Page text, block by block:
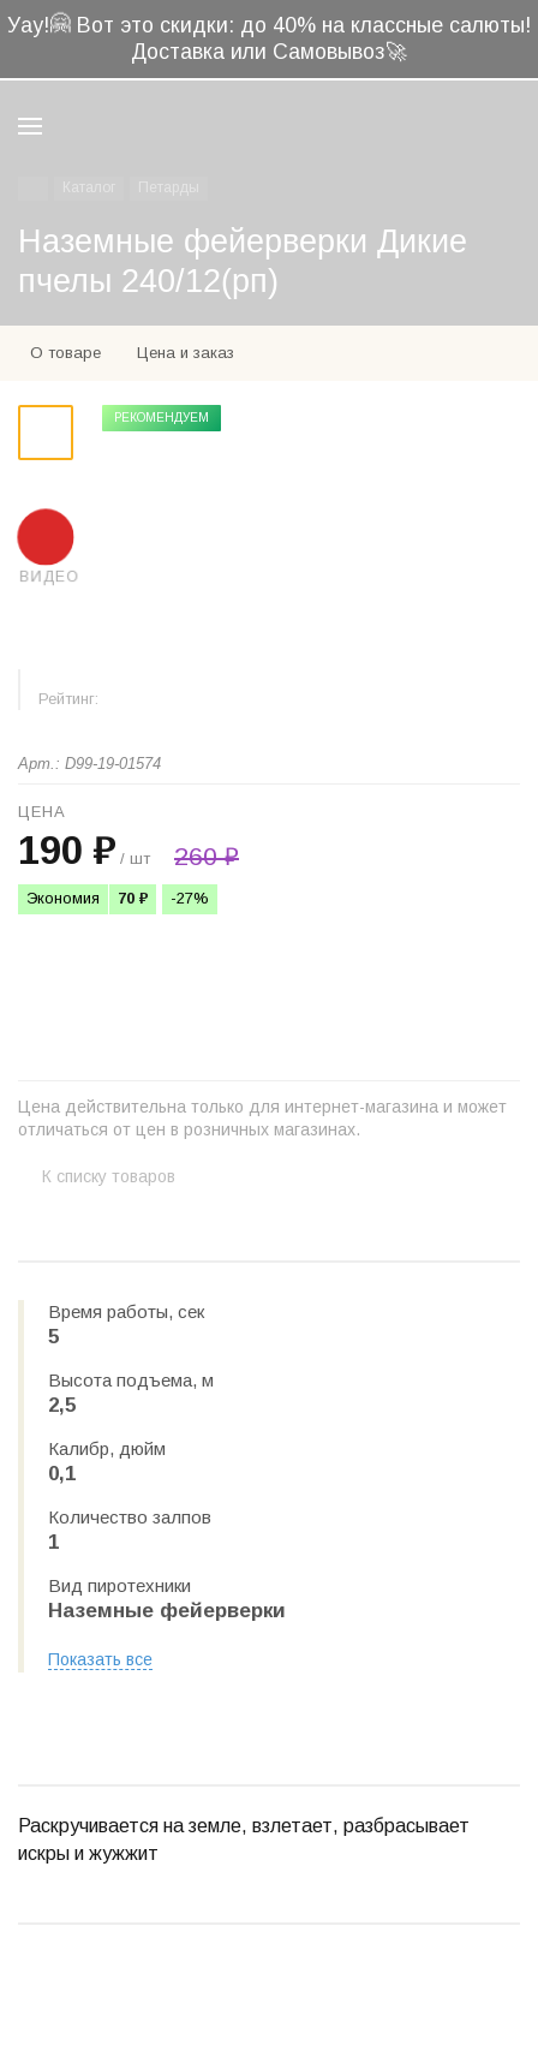
Уау!🤗 Вот это скидки: до 40% на классные салюты!
Доставка или Самовывоз🚀
Наземные фейерверки Дикие
пчелы 240/12(рп)
О товаре Цена и заказ
ВИДЕО
РЕКОМЕНДУЕМ
Рейтинг:
Арт.: D99-19-01574
ЦЕНА
190 ₽ / шт 260 ₽
Экономия 70 ₽ -27%
Цена действительна только для интернет-магазина и может
отличаться от цен в розничных магазинах.
К списку товаров
Время работы, сек
5
Высота подъема, м
2,5
Калибр, дюйм
0,1
Количество залпов
1
Вид пиротехники
Наземные фейерверки
Показать все
Раскручивается на земле, взлетает, разбрасывает
искры и жужжит